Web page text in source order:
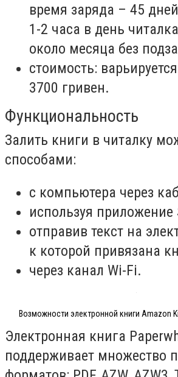
время заряда – 45
1-2 часа в день
около месяца без
стоимость:
3700 гривен.
Функциональность
Залить книги в читалку
способами:
с компьютера через
используя приложение
отправив текст на
к которой привязана
через канал Wi-Fi.
Возможности электронной книги Amazon
Электронная книга
поддерживает множество